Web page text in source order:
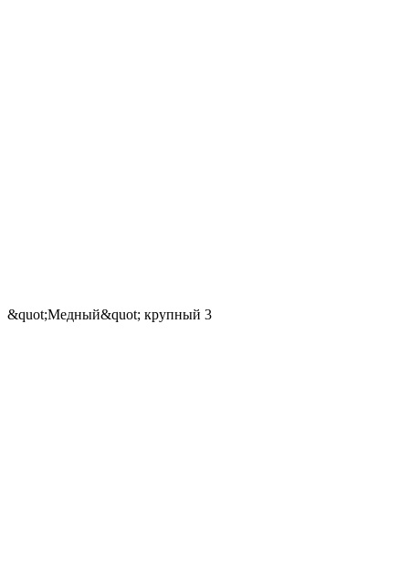
&quot;Медный&quot; крупный 3